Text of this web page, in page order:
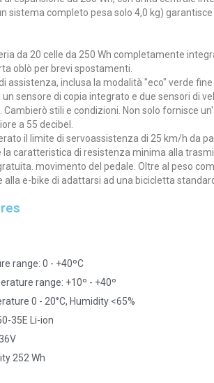
sistema completo pesa solo 4,0 kg)
da 20 celle da 250 Wh completamente
oblò per brevi spostamenti.
assistenza, inclusa la modalità "eco" verde
sensore di copia integrato e due sensori di
Cambierò stili e condizioni. Non solo fornisce
a 55 decibel.
il limite di servoassistenza di 25 km/h da
la caratteristica di resistenza minima alla
movimento del pedale. Oltre al peso
e-bike di adattarsi ad una bicicletta
range: 0 - +40ºC
range: +10º - +40º
0 - 20°C, Humidity <65%
35E Li-ion
252 Wh